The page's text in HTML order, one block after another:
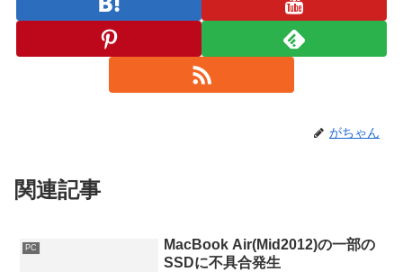
がちゃん
関連記事
PC
MacBook Air(Mid2012)の一部の
SSDに不具合発生